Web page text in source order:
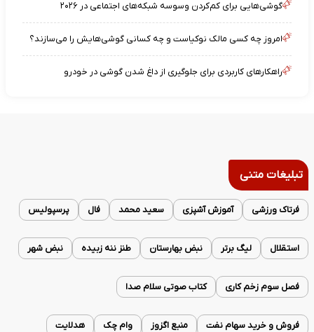
گوشی‌هایی برای کم‌کردن وسوسه شبکه‌های اجتماعی در ۲۰۲۶
امروز چه کسی مالک نوکیاست و چه کسانی گوشی‌هایش را می‌سازند؟
راهکارهای کاربردی برای جلوگیری از داغ شدن گوشی در خودرو
تبلیغات متنی
فرتاک ورزشی آموزش آشپزی سعید محمد فال پرسپولیس
استقلال لیگ برتر نبض بهارستان طنز ننه زبیده نبض شهر
فصل سوم زخم کاری کتاب صوتی سلام صدا
فروش و خرید سهام نفت منبع اگزوز وام چک هدلایت